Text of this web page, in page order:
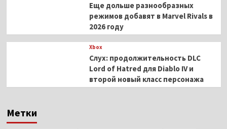
Еще дольше разнообразных
режимов добавят в Marvel Rivals в
2026 году
Xbox
Слух: продолжительность DLC
Lord of Hatred для Diablo IV и
второй новый класс персонажа
Метки